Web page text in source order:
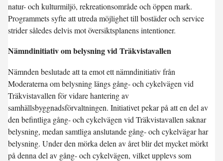
natur- och kulturmiljö, rekreationsområde och öppen mark.
Programmets syfte att utreda möjlighet till bostäder och service
strider således delvis mot översiktsplanens intentioner.
Nämndinitiativ om belysning vid Träkvistavallen
Nämnden beslutade att ta emot ett nämndinitiativ från
Moderaterna om belysning längs gång- och cykelvägen vid
Träkvistavallen för vidare hantering av
samhällsbyggnadsförvaltningen. Initiativet pekar på att en del av
den befintliga gång- och cykelvägen vid Träkvistavallen saknar
belysning, medan samtliga anslutande gång- och cykelvägar har
belysning. Under den mörka delen av året blir det mycket mörkt
på denna del av gång- och cykelvägen, vilket upplevs som